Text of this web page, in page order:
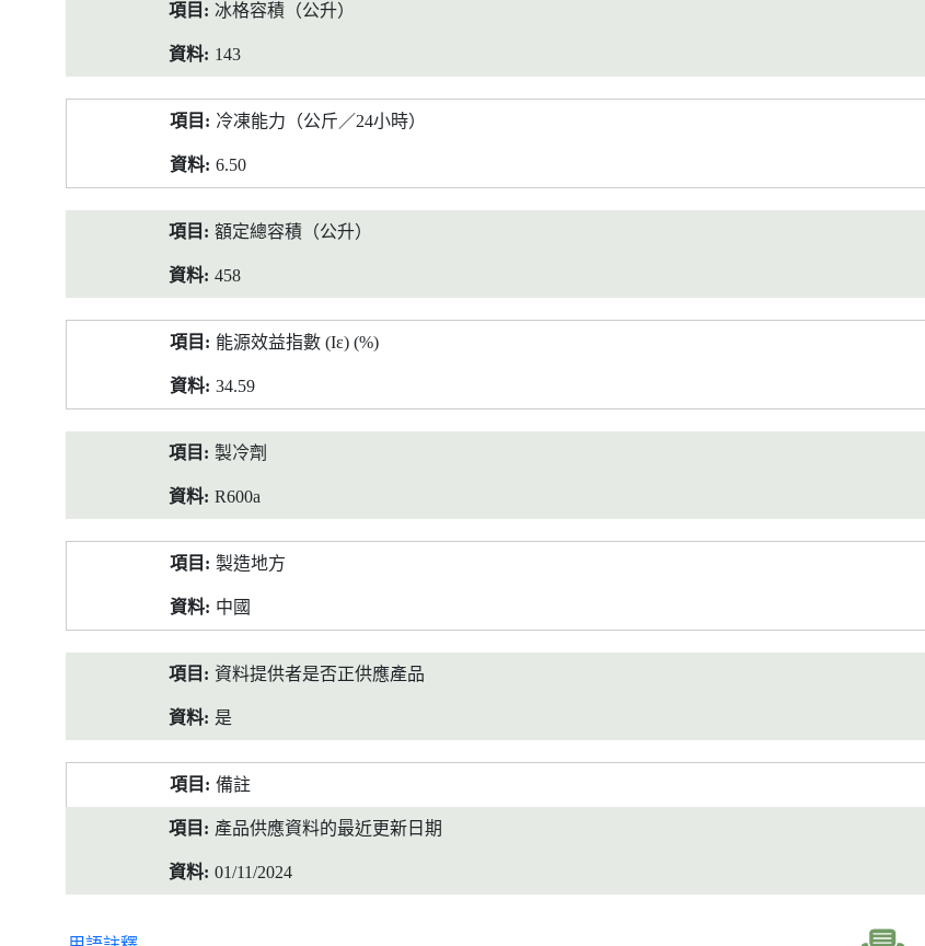
冰格容積（公升）
143
冷凍能力（公斤／24小時）
6.50
額定總容積（公升）
458
能源效益指數 (Iε) (%)
34.59
製冷劑
R600a
製造地方
中國
資料提供者是否正供應產品
是
備註
產品供應資料的最近更新日期
01/11/2024